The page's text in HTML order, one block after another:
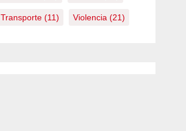
Transporte(11) Violencia (21)